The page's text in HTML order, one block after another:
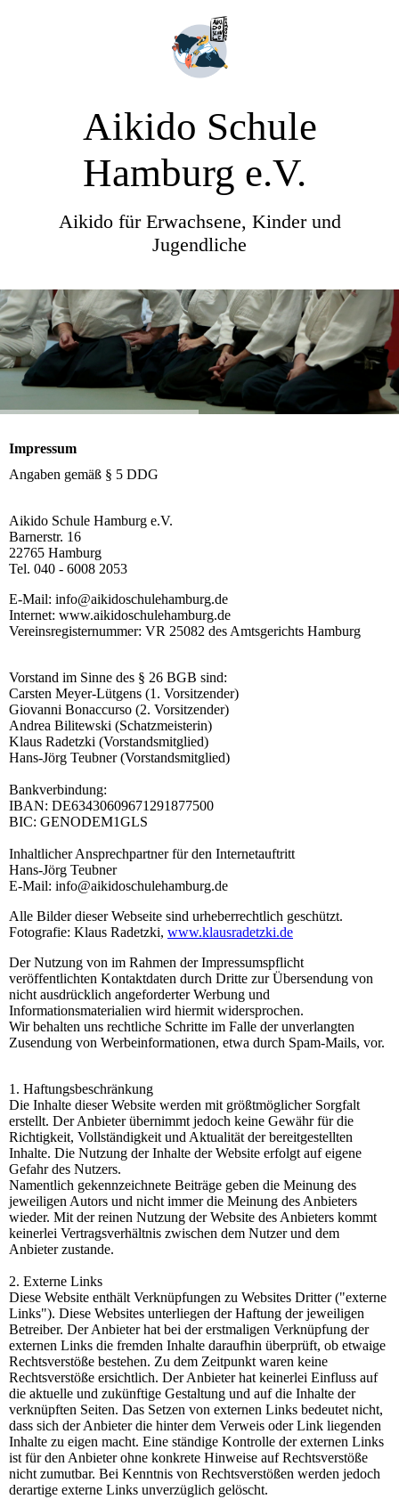
Aikido Schule
Hamburg e.V.
Aikido für Erwachsene, Kinder und
Jugendliche
Impressum
Angaben gemäß § 5 DDG
Aikido Schule Hamburg e.V.
Barnerstr. 16
22765 Hamburg
Tel. 040 - 6008 2053
E-Mail: info@aikidoschulehamburg.de
Internet: www.aikidoschulehamburg.de
Vereinsregisternummer: VR 25082 des Amtsgerichts Hamburg
Vorstand im Sinne des § 26 BGB sind:
Carsten Meyer-Lütgens (1. Vorsitzender)
Giovanni Bonaccurso (2. Vorsitzender)
Andrea Bilitewski (Schatzmeisterin)
Klaus Radetzki (Vorstandsmitglied)
Hans-Jörg Teubner (Vorstandsmitglied)
Bankverbindung:
IBAN: DE63430609671291877500
BIC: GENODEM1GLS
Inhaltlicher Ansprechpartner für den Internetauftritt
Hans-Jörg Teubner
E-Mail: info@aikidoschulehamburg.de
Alle Bilder dieser Webseite sind urheberrechtlich geschützt.
Fotografie: Klaus Radetzki, www.klausradetzki.de
Der Nutzung von im Rahmen der Impressumspflicht
veröffentlichten Kontaktdaten durch Dritte zur Übersendung von
nicht ausdrücklich angeforderter Werbung und
Informationsmaterialien wird hiermit widersprochen.
Wir behalten uns rechtliche Schritte im Falle der unverlangten
Zusendung von Werbeinformationen, etwa durch Spam-Mails, vor.
1. Haftungsbeschränkung
Die Inhalte dieser Website werden mit größtmöglicher Sorgfalt
erstellt. Der Anbieter übernimmt jedoch keine Gewähr für die
Richtigkeit, Vollständigkeit und Aktualität der bereitgestellten
Inhalte. Die Nutzung der Inhalte der Website erfolgt auf eigene
Gefahr des Nutzers.
Namentlich gekennzeichnete Beiträge geben die Meinung des
jeweiligen Autors und nicht immer die Meinung des Anbieters
wieder. Mit der reinen Nutzung der Website des Anbieters kommt
keinerlei Vertragsverhältnis zwischen dem Nutzer und dem
Anbieter zustande.
2. Externe Links
Diese Website enthält Verknüpfungen zu Websites Dritter ("externe
Links"). Diese Websites unterliegen der Haftung der jeweiligen
Betreiber. Der Anbieter hat bei der erstmaligen Verknüpfung der
externen Links die fremden Inhalte daraufhin überprüft, ob etwaige
Rechtsverstöße bestehen. Zu dem Zeitpunkt waren keine
Rechtsverstöße ersichtlich. Der Anbieter hat keinerlei Einfluss auf
die aktuelle und zukünftige Gestaltung und auf die Inhalte der
verknüpften Seiten. Das Setzen von externen Links bedeutet nicht,
dass sich der Anbieter die hinter dem Verweis oder Link liegenden
Inhalte zu eigen macht. Eine ständige Kontrolle der externen Links
ist für den Anbieter ohne konkrete Hinweise auf Rechtsverstöße
nicht zumutbar. Bei Kenntnis von Rechtsverstößen werden jedoch
derartige externe Links unverzüglich gelöscht.